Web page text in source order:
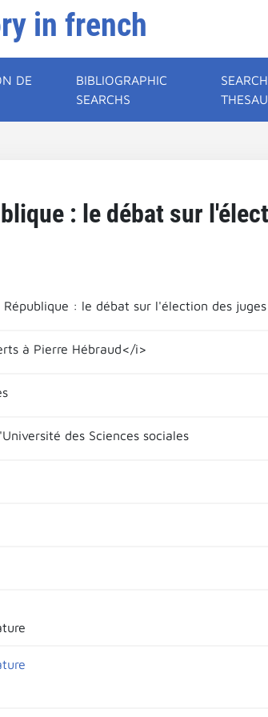
in french
DE
BIBLIOGRAPHIC
SEARCHS
: le débat sur
: le débat sur l'élection des juges
à Pierre Hébraud</i>
des Sciences sociales